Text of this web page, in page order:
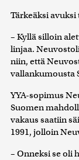
Tärkeäksi
– Kyllä silloin
linjaa.
niin, että
vallankumousta
YYA-sopimus
Suomen
vakaus saatiin
1991, jolloin
– Onneksi se oli